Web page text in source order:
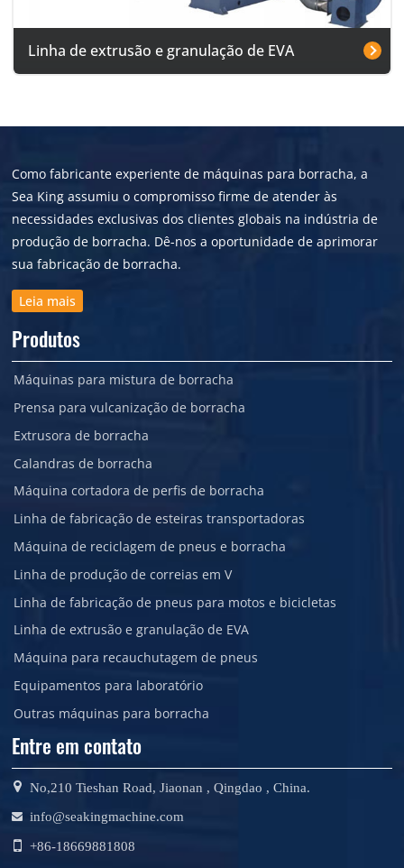
Linha de extrusão e granulação de EVA
Como fabricante experiente de máquinas para borracha, a
Sea King assumiu o compromisso firme de atender às
necessidades exclusivas dos clientes globais na indústria de
produção de borracha. Dê-nos a oportunidade de aprimorar
sua fabricação de borracha.
Leia mais
Produtos
Máquinas para mistura de borracha
Prensa para vulcanização de borracha
Extrusora de borracha
Calandras de borracha
Máquina cortadora de perfis de borracha
Linha de fabricação de esteiras transportadoras
Máquina de reciclagem de pneus e borracha
Linha de produção de correias em V
Linha de fabricação de pneus para motos e bicicletas
Linha de extrusão e granulação de EVA
Máquina para recauchutagem de pneus
Equipamentos para laboratório
Outras máquinas para borracha
Entre em contato
No,210 Tieshan Road, Jiaonan , Qingdao , China.
info@seakingmachine.com
+86-18669881808